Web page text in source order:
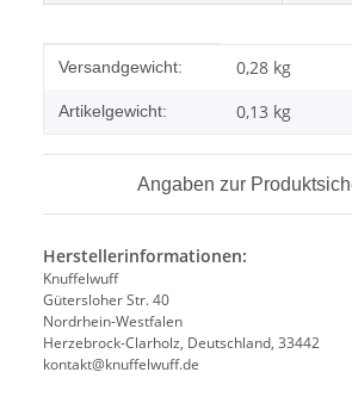
Produkteigenschaft
Wert
Versandgewicht: 0,28 kg
Artikelgewicht: 0,13 kg
Angaben zur
Herstellerinformationen:
Knuffelwuff
Gütersloher Str. 40
Nordrhein-Westfalen
Herzebrock-Clarholz, Deutschland, 33442
kontakt@knuffelwuff.de